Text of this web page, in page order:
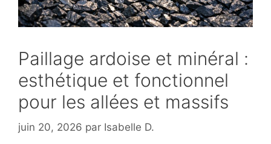
Paillage ardoise et minéral :
esthétique et fonctionnel
pour les allées et massifs
juin 20, 2026 par Isabelle D.